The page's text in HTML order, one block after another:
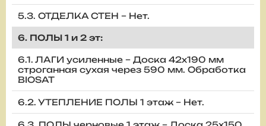
5.3. ОТДЕЛКА СТЕН – Нет.
6. ПОЛЫ 1 и 2 эт:
6.1. ЛАГИ усиленные – Доска 42х190 мм
строганная сухая через 590 мм. Обработка
BIOSAT
6.2. УТЕПЛЕНИЕ ПОЛЫ 1 этаж – Нет.